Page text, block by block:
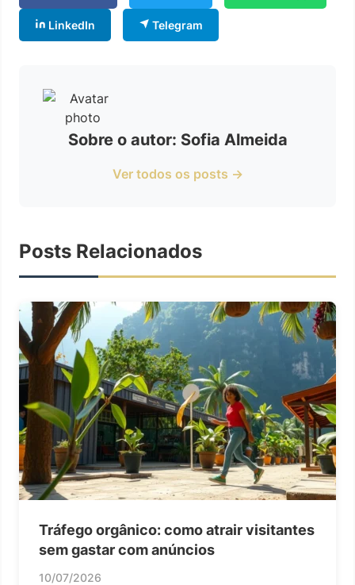
LinkedIn Telegram
Sobre o autor: Sofia Almeida
Ver todos os posts →
Posts Relacionados
Tráfego orgânico: como atrair visitantes
sem gastar com anúncios
10/07/2026